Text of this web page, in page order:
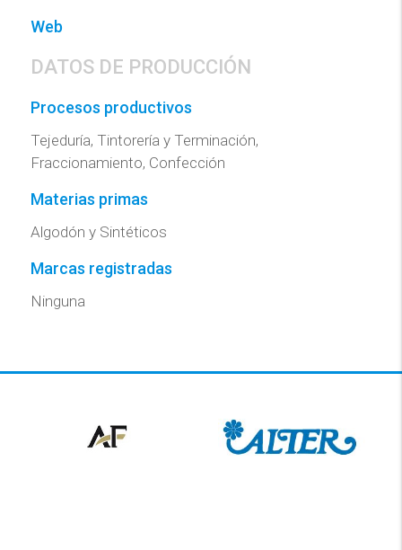
Web
DATOS DE PRODUCCIÓN
Procesos productivos
Tejeduría, Tintorería y Terminación,
Fraccionamiento, Confección
Materias primas
Algodón y Sintéticos
Marcas registradas
Ninguna